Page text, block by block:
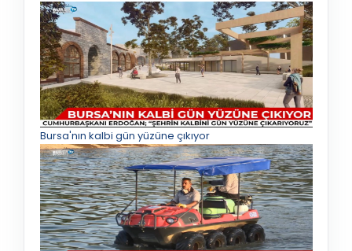
Bursa'nın kalbi gün yüzüne çıkıyor